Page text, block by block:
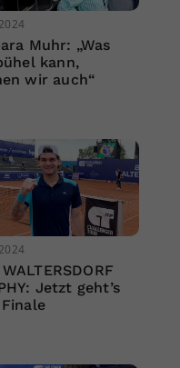
Muhr: „Was
kann,
wir auch“
Jetzt geht’s